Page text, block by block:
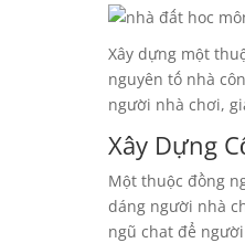
Xây dựng một
nguyên tố nhà
người nhà chơi,
Xây Dựng
Một thuộc đồng
dáng người nhà
ngũ chat để